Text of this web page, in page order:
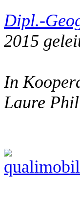
Dipl.-
2015
In
Laure